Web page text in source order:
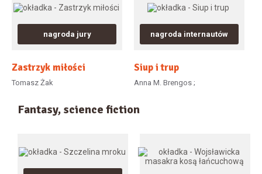
nagroda jury
Zastrzyk miłości
Tomasz Żak
nagroda internautów
Siup i trup
Anna M. Brengos ;
Fantasy, science fiction